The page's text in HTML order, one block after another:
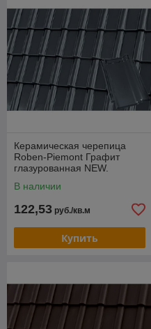
Керамическая черепица
Roben-Piemont Графит
глазурованная NEW.
В наличии
122,53 руб./кв.м
Купить